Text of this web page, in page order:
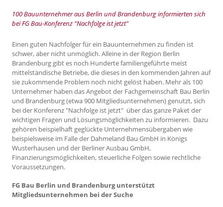
100 Bauunternehmer aus Berlin und Brandenburg informierten sich
bei FG Bau-Konferenz "Nachfolge ist jetzt"
Einen guten Nachfolger für ein Bauunternehmen zu finden ist
schwer, aber nicht unmöglich. Alleine in der Region Berlin
Brandenburg gibt es noch Hunderte familiengeführte meist
mittelständische Betriebe, die dieses in den kommenden Jahren auf
sie zukommende Problem noch nicht gelöst haben. Mehr als 100
Unternehmer haben das Angebot der Fachgemeinschaft Bau Berlin
und Brandenburg (etwa 900 Mitgliedsunternehmen) genutzt, sich
bei der Konferenz "Nachfolge ist jetzt" über das ganze Paket der
wichtigen Fragen und Lösungsmöglichkeiten zu informieren. Dazu
gehören beispielhaft geglückte Unternehmensübergaben wie
beispielsweise im Falle der Dahmeland Bau GmbH in Königs
Wusterhausen und der Berliner Ausbau GmbH,
Finanzierungsmöglichkeiten, steuerliche Folgen sowie rechtliche
Voraussetzungen.
FG Bau Berlin und Brandenburg unterstützt
Mitgliedsunternehmen bei der Suche